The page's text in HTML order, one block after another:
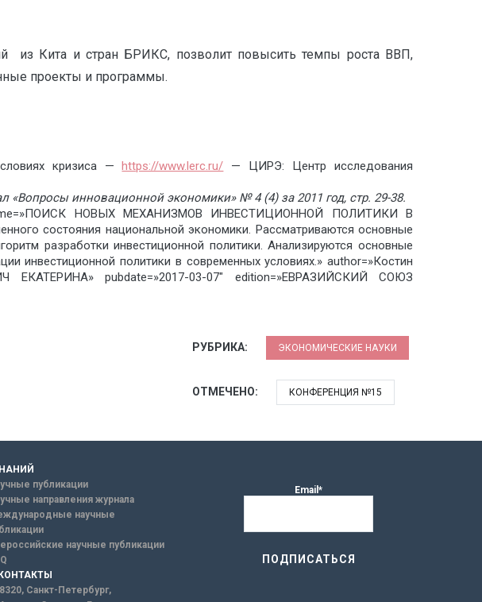
из Кита и стран БРИКС, позволит повысить темпы роста ВВП,
проекты и программы.
кризиса — https://www.lerc.ru/ — ЦИРЭ: Центр исследования
«Вопросы инновационной экономики» № 4 (4) за 2011 год, cтр. 29-38.
name=»ПОИСК НОВЫХ МЕХАНИЗМОВ ИНВЕСТИЦИОННОЙ ПОЛИТИКИ В
состояния национальной экономики. Рассматриваются основные
разработки инвестиционной политики. Анализируются основные
инвестиционной политики в современных условиях.» author=»Костин
ЕКАТЕРИНА» pubdate=»2017-03-07″ edition=»ЕВРАЗИЙСКИЙ СОЮЗ
РУБРИКА: ЭКОНОМИЧЕСКИЕ НАУКИ
ОТМЕЧЕНО: КОНФЕРЕНЦИЯ №15
публикации
направления журнала
научные
научные публикации
Санкт-Петербург,
Email*